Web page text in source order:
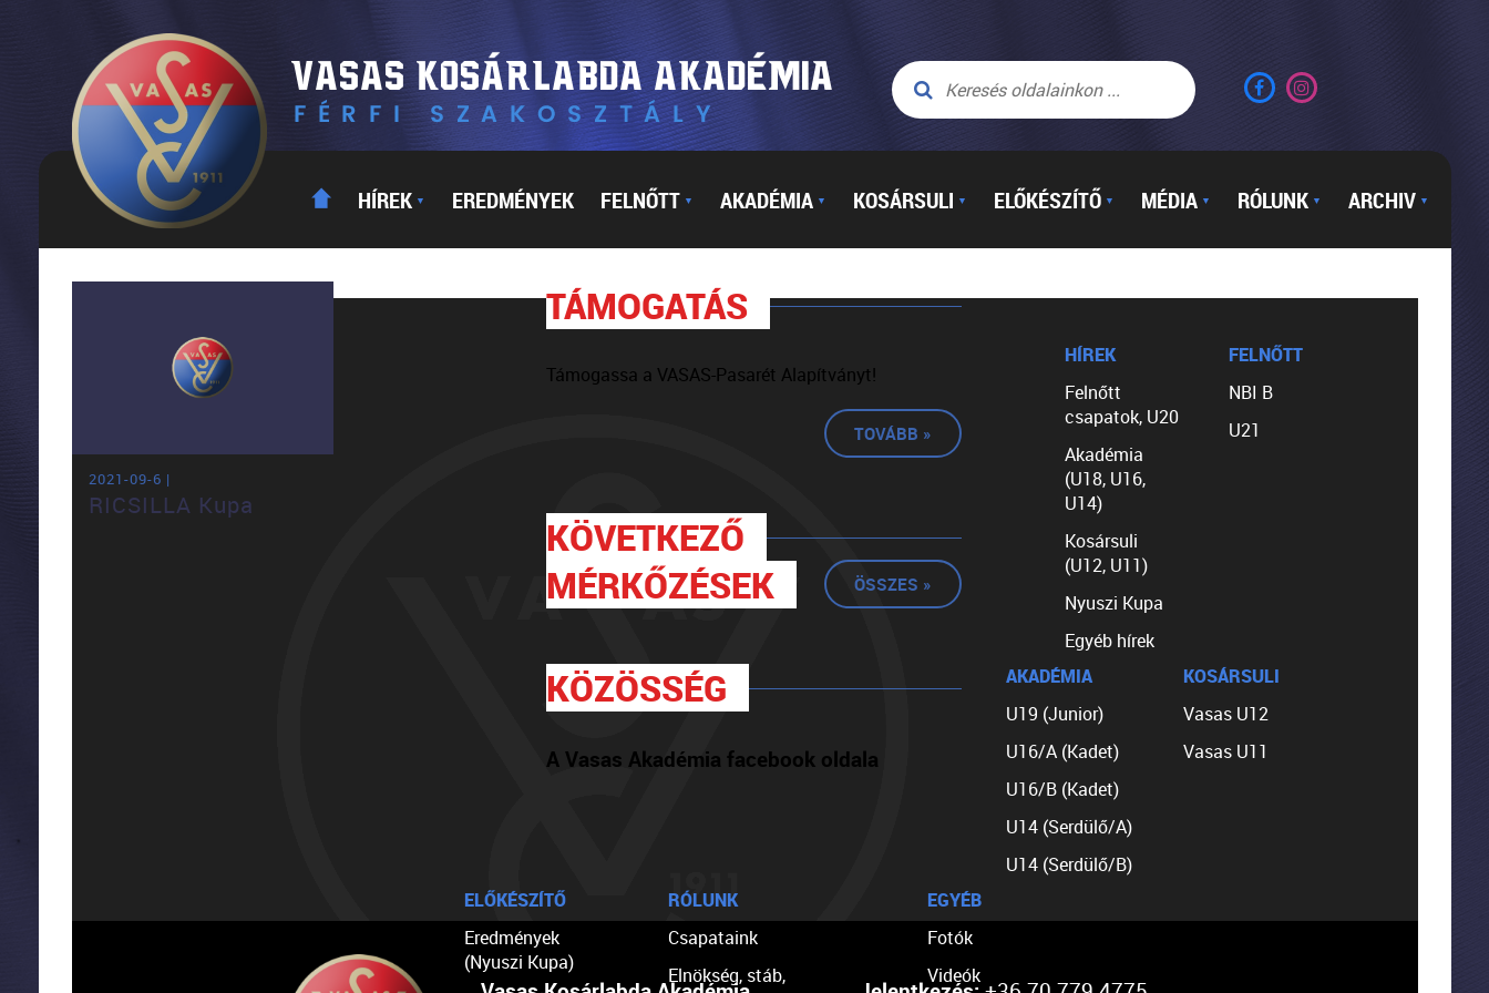
HÍREK ▼ EREDMÉNYEK FELNŐTT ▼ AKADÉMIA ▼ KOSÁRSULI ▼ ELŐKÉSZÍTŐ ▼ MÉDIA ▼ RÓLUNK ▼ ARCHIV ▼
2021-09-6 |
RICSILLA Kupa
TÁMOGATÁS
Támogassa a VASAS-Pasarét Alapítványt!
TOVÁBB »
KÖVETKEZŐ
MÉRKŐZÉSEK
ÖSSZES »
KÖZÖSSÉG
A Vasas Akadémia facebook oldala
HÍREK
Felnőtt
csapatok, U20
Akadémia
(U18, U16,
U14)
Kosársuli
(U12, U11)
Nyuszi Kupa
Egyéb hírek
FELNŐTT
NBI B
U21
AKADÉMIA
U19 (Junior)
U16/A (Kadet)
U16/B (Kadet)
U14 (Serdülő/A)
U14 (Serdülő/B)
KOSÁRSULI
Vasas U12
Vasas U11
ELŐKÉSZÍTŐ
Eredmények
(Nyuszi Kupa)
RÓLUNK
Csapataink
Elnökség, stáb,
EGYÉB
Fotók
Videók